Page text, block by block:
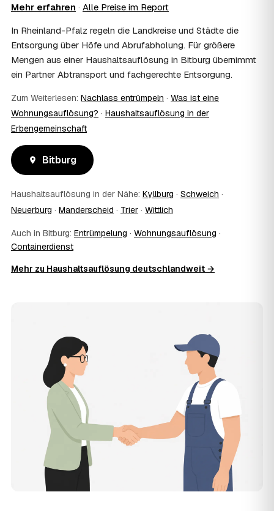
Steuerberater – wir liefern die nötigen Unterlagen.
sein?
Nein, Sie müssen nicht durchgängig anwesend sein. Viele
Erben übergeben in Bitburg nur die Schlüssel und lassen
sich per Fotos auf dem Laufenden halten. Eine kurze
genügt meist.
09 Bekomme ich einen Entsorgungsnachweis?
Ja. Sie erhalten auf Wunsch einen Entsorgungs- bzw.
Verwertungsnachweis über die fachgerechte Entsorgung.
So ist dokumentiert, dass der Hausstand in Bitburg
umweltgerecht und rechtssicher entsorgt wurde.
Oft schon innerhalb weniger Tage, in vielen Regionen
rund um Bitburg auch kurzfristig. Den konkreten Termin
bis zu 60 Tage im Voraus sind möglich.
11
Wird besenrein übergeben?
Auf Wunsch ja. Der Partner hinterlässt die Räume
Die Anfrage über AWL Zentrum ist kostenlos und
unverbindlich. Sie beschreiben Ihr Vorhaben, erhalten
mehrere Festpreis-Angebote geprüfter Anbieter in Bitburg
und zahlen nur, wenn Sie sich für ein Angebot
entscheiden.
Warum liegt die Preisspanne in Bitburg
zwischen 920 € und 3.800 €?
Der Preis richtet sich vor allem nach Umfang und Zustand
des Hausstands: eine kleine, aufgeräumte Wohnung liegt
eher bei 920 €, ein vollgestelltes Haus mit Keller und
Dachboden eher bei 3.800 €. Verwertbare
Wertgegenstände wirken unabhängig von der Größe
zusätzlich preissenkend.
Mehr erfahren · Alle Preise im Report
In Rheinland-Pfalz regeln die Landkreise und Städte die
Entsorgung über Höfe und Abrufabholung. Für größere
Mengen aus einer Haushaltsauflösung in Bitburg übernimmt
ein Partner Abtransport und fachgerechte Entsorgung.
Zum Weiterlesen: Nachlass entrümpeln · Was ist eine
Wohnungsauflösung? · Haushaltsauflösung in der
Erbengemeinschaft
Bitburg
Haushaltsauflösung in der Nähe: Kyllburg · Schweich ·
Neuerburg · Manderscheid · Trier · Wittlich
Auch in Bitburg: Entrümpelung · Wohnungsauflösung ·
Containerdienst
Mehr zu Haushaltsauflösung deutschlandweit →